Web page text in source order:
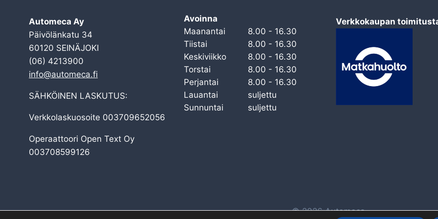
SULAA
HULLUUTTA
VAI
ELÄMÄNTAPA
NORTH
–
COMPLETE
MADNESS
OR
A
WAY
Automeca Ay
Päivölänkatu 34
60120 SEINÄJOKI
(06) 4213900
info@automeca.fi
SÄHKÖINEN LASKUTUS:
Verkkolaskuosoite 003709652056
Operaattoori Open Text Oy
003708599126
Avoinna
Maanantai
8.00 - 16.30
Tiistai
8.00 - 16.30
Keskiviikko
8.00 - 16.30
Torstai
8.00 - 16.30
Perjantai
8.00 - 16.30
Lauantai
suljettu
Sunnuntai
suljettu
Verkkokaupan
© 2026 Automeca